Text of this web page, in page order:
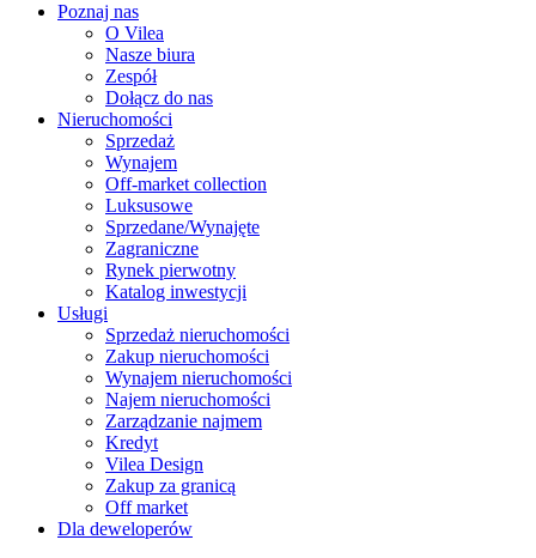
Poznaj nas
O Vilea
Nasze biura
Zespół
Dołącz do nas
Nieruchomości
Sprzedaż
Wynajem
Off-market collection
Luksusowe
Sprzedane/Wynajęte
Zagraniczne
Rynek pierwotny
Katalog inwestycji
Usługi
Sprzedaż nieruchomości
Zakup nieruchomości
Wynajem nieruchomości
Najem nieruchomości
Zarządzanie najmem
Kredyt
Vilea Design
Zakup za granicą
Off market
Dla deweloperów